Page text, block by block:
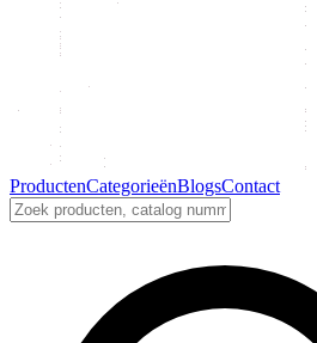
ProductenCategorieënBlogsContact